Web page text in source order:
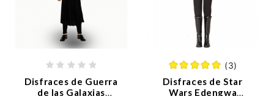
Disfraces de Guerra
de las Galaxias
(3)
Disfraces de Star
Wars Edengwa